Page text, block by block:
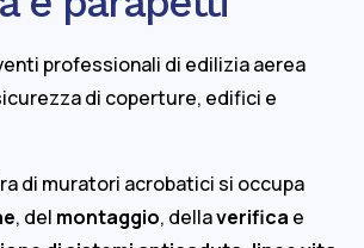
professionali di edilizia aerea
di coperture, edifici e
di muratori acrobatici si occupa
, del montaggio, dellaverifica e